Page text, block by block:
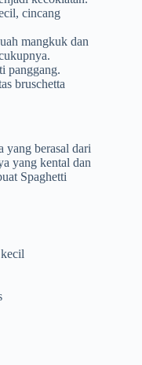
cincang
mangkuk dan
panggang.
bruschetta
yang berasal dari
yang kental dan
Spaghetti